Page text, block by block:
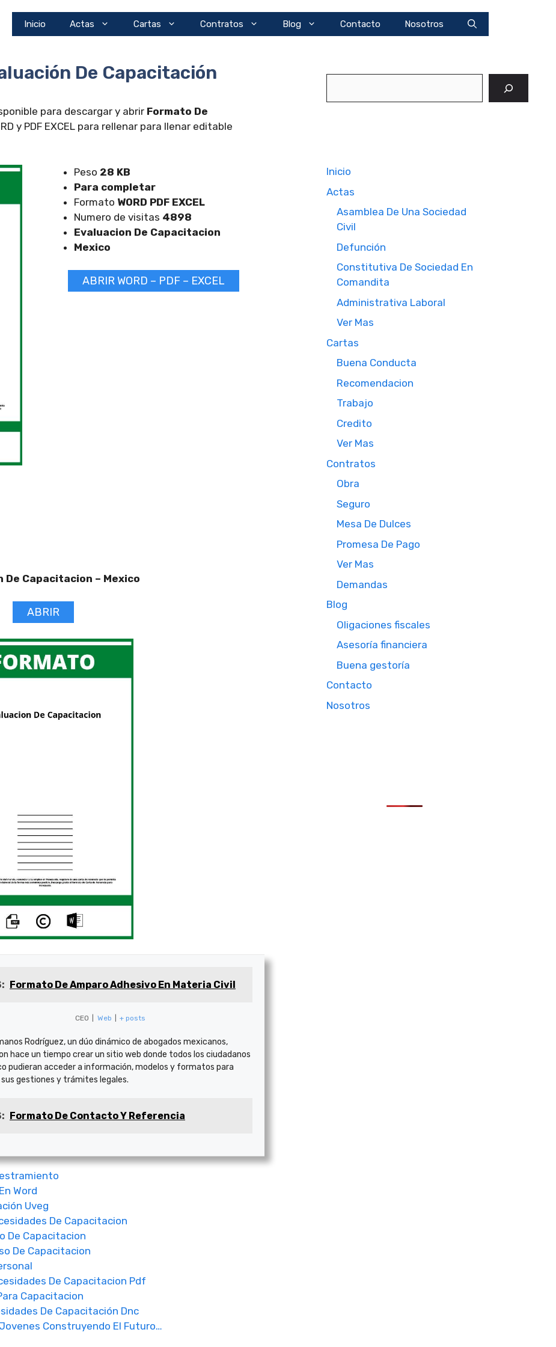
Inicio Actas Cartas Contratos Blog Contacto Nosotros
De Capacitación
para descargar y abrir Formato De
y PDF EXCEL para rellenar para llenar editable
Peso 28 KB
Para completar
Formato WORD PDF EXCEL
Numero de visitas 4898
Evaluacion De Capacitacion
Mexico
ABRIR WORD – PDF – EXCEL
De Capacitacion – Mexico
ABRIR
Formato De Amparo Adhesivo En Materia Civil
CEO Web + posts
Rodríguez, un dúo dinámico de abogados mexicanos,
hace un tiempo crear un sitio web donde todos los ciudadanos
pudieran acceder a información, modelos y formatos para
gestiones y trámites legales.
Formato De Contacto Y Referencia
Word
Uveg
De Capacitacion
De Capacitacion
De Capacitacion
De Capacitacion Pdf
Capacitacion
De Capacitación Dnc
Construyendo El Futuro…
Inicio
Actas
Asamblea De Una Sociedad
Civil
Defunción
Constitutiva De Sociedad En
Comandita
Administrativa Laboral
Ver Mas
Cartas
Buena Conducta
Recomendacion
Trabajo
Credito
Ver Mas
Contratos
Obra
Seguro
Mesa De Dulces
Promesa De Pago
Ver Mas
Demandas
Blog
Oligaciones fiscales
Asesoría financiera
Buena gestoría
Contacto
Nosotros